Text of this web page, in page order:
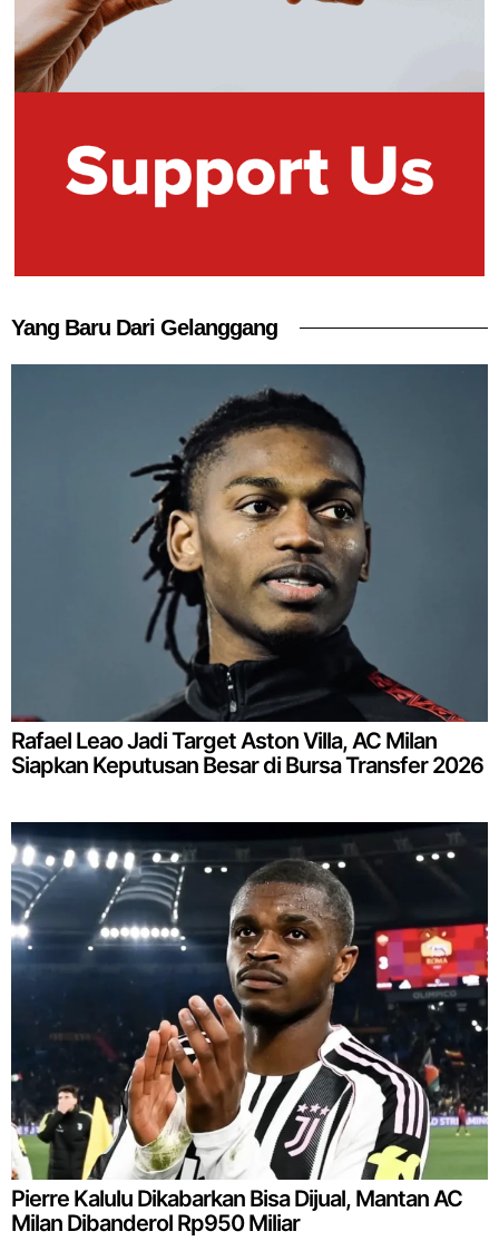
Yang Baru Dari Gelanggang
Rafael Leao Jadi Target Aston Villa, AC Milan
Siapkan Keputusan Besar di Bursa Transfer 2026
Pierre Kalulu Dikabarkan Bisa Dijual, Mantan AC
Milan Dibanderol Rp950 Miliar